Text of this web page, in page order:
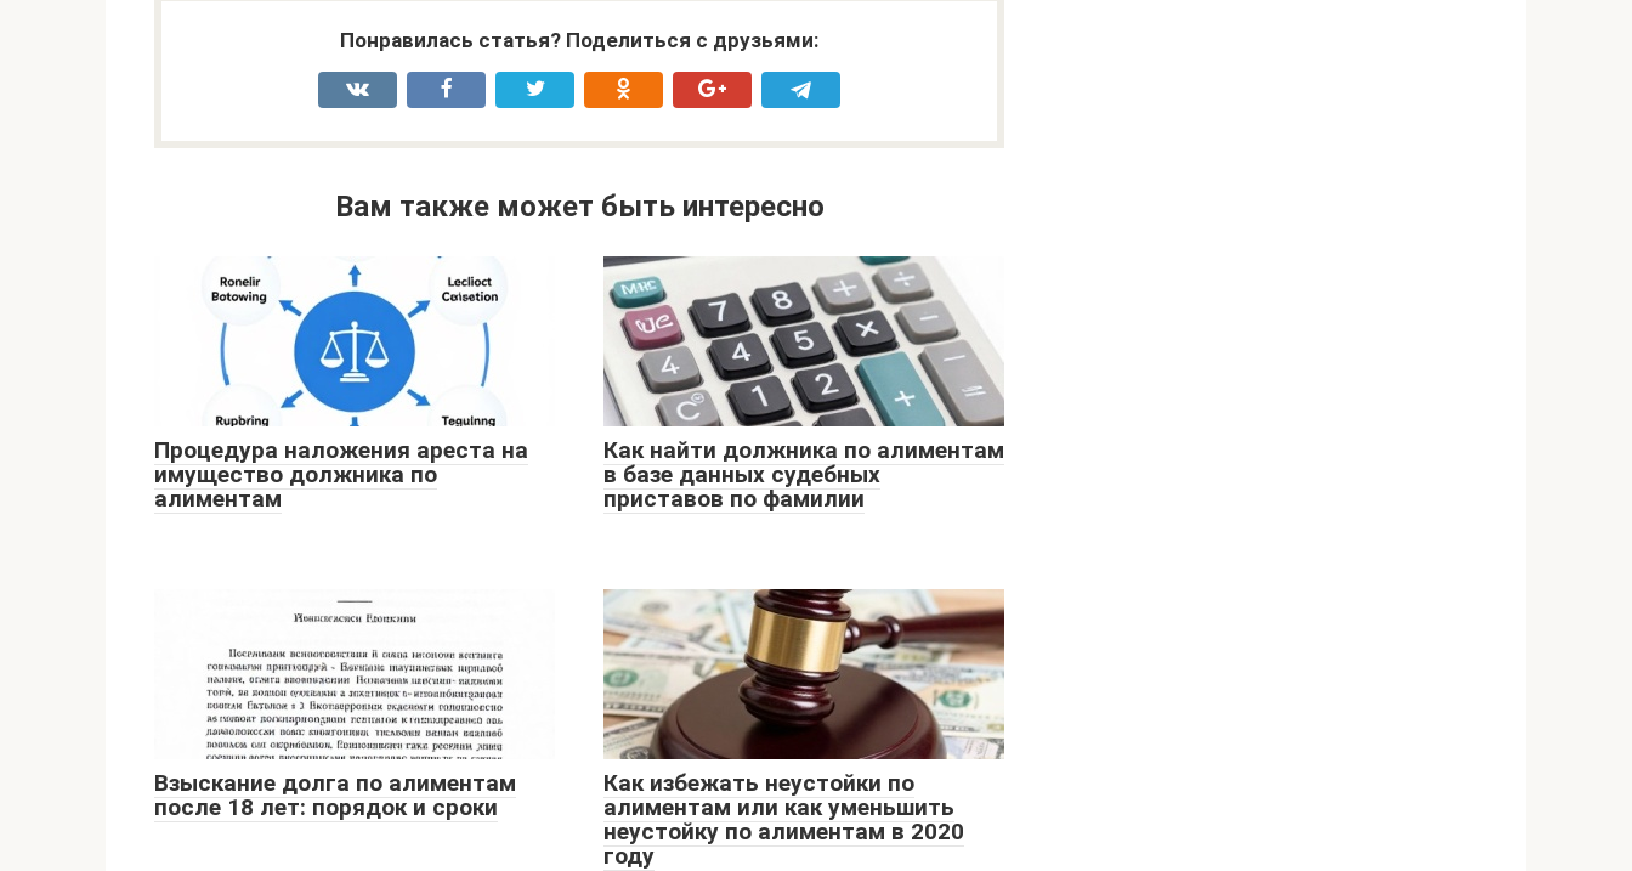
Понравилась статья? Поделиться с друзьями:
Вам также может быть интересно
Процедура наложения ареста на
имущество должника по
алиментам
Как найти должника по алиментам
в базе данных судебных
приставов по фамилии
Взыскание долга по алиментам
после 18 лет: порядок и сроки
Как избежать неустойки по
алиментам или как уменьшить
неустойку по алиментам в 2020
году